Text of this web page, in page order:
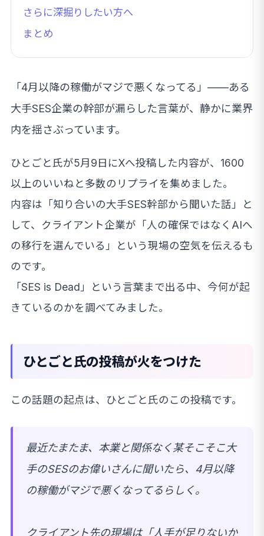
さらに深掘りしたい方へ
まとめ
「4月以降の稼働がマジで悪くなってる」——ある
大手SES企業の幹部が漏らした言葉が、静かに業界
内を揺さぶっています。
ひとごと氏が5月9日にXへ投稿した内容が、1600
以上のいいねと多数のリプライを集めました。
内容は「知り合いの大手SES幹部から聞いた話」と
して、クライアント企業が「人の確保ではなくAIへ
の移行を選んでいる」という現場の空気を伝えるも
のです。
「SES is Dead」という言葉まで出る中、今何が起
きているのかを調べてみました。
ひとごと氏の投稿が火をつけた
この話題の起点は、ひとごと氏のこの投稿です。
最近たまたま、本業と関係なく某そこそこ大
手のSESのお偉いさんに聞いたら、4月以降
の稼働がマジで悪くなってるらしく。
クライアント先の現場は「人手が足りないか